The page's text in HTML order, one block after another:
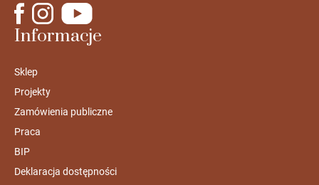
Informacje
Sklep
Projekty
Zamówienia publiczne
Praca
BIP
Deklaracja dostępności